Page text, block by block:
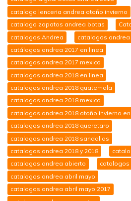
catalogo lenceria andrea otoño invierno
catalogo zapatos andrea botas
catalogos Andrea
catalogos andrea
catálogos andrea 2017 en linea
catalogos andrea 2017 mexico
catalogos andrea 2018 en linea
catalogos andrea 2018 guatemala
catalogos andrea 2018 mexico
catalogos andrea 2018 otoño invierno
catalogos andrea 2018 queretaro
catalogos andrea 2018 sandalias
catalogos andrea 2018 y 2018
catalogos andrea abierto
catalogos
catalogos andrea abril mayo
catalogos andrea abril mayo 2017